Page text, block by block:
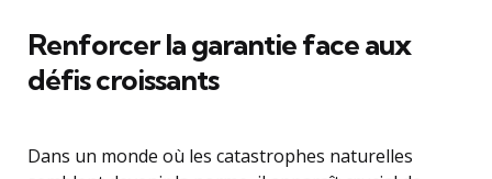
Renforcer la garantie face aux
défis croissants
Dans un monde où les catastrophes naturelles